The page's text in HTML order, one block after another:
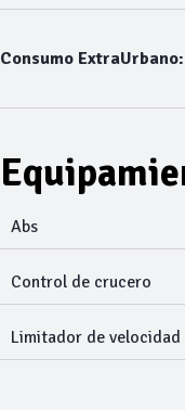
Consumo ExtraUrbano:
Abs
Control de crucero
Limitador de velocidad